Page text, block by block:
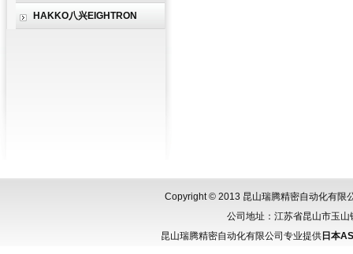
HAKKO八兴EIGHTRON
Copyright © 2013 昆山瑞腾精密自动化有限
公司地址：江苏省昆山市玉
昆山瑞腾精密自动化有限公司专业提供 日本